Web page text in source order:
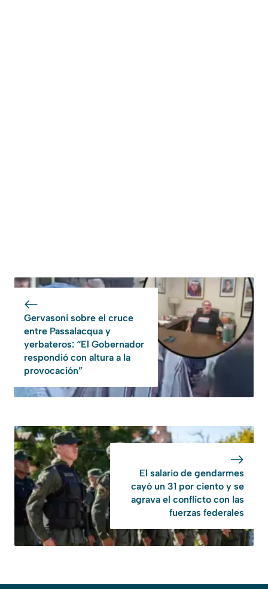
Gervasoni sobre el cruce
entre Passalacqua y
yerbateros: “El Gobernador
respondió con altura a la
provocación”
El salario de gendarmes
cayó un 31 por ciento y se
agrava el conflicto con las
fuerzas federales